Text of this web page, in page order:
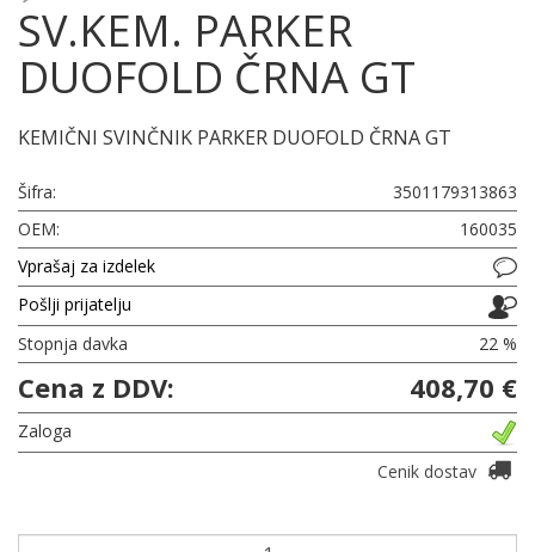
SV.KEM. PARKER
DUOFOLD ČRNA GT
KEMIČNI SVINČNIK PARKER DUOFOLD ČRNA GT
Šifra:
3501179313863
OEM:
160035
Vprašaj za izdelek
Pošlji prijatelju
Stopnja davka
22 %
Cena z DDV: 408,70 €
Zaloga
Cenik dostav